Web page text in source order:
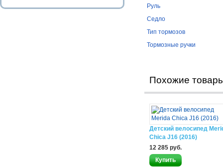
Руль
Седло
Тип тормозов
Тормозные ручки
Похожие
Детский велосипед
Chica J16 (2016)
12 285 руб.